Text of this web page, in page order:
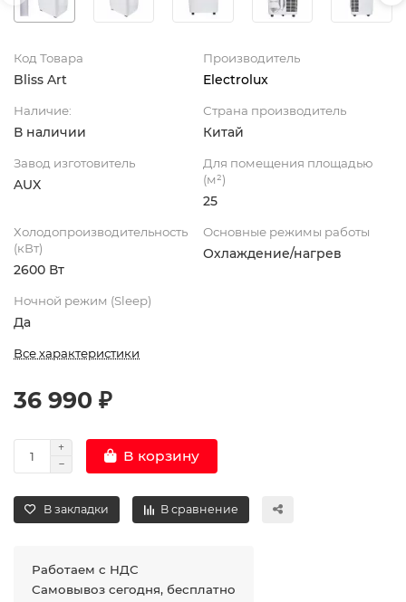
Код Товара
Bliss Art
Производитель
Electrolux
Наличие:
В наличии
Страна производитель
Китай
Завод изготовитель
AUX
Для помещения площадью
(м²)
25
Холодопроизводительность
(кВт)
2600 Вт
Основные режимы работы
Охлаждение/нагрев
Ночной режим (Sleep)
Да
Все характеристики
36 990 ₽
В корзину
В закладки В сравнение
Работаем с НДС
Самовывоз сегодня, бесплатно